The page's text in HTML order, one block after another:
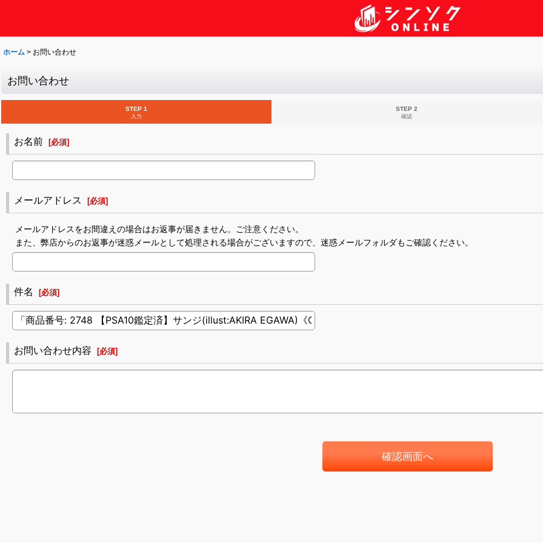
ホーム > お問い合わせ
お問い合わせ
STEP 1
入力
STEP 2
確認
お名前 [必須]
メールアドレス [必須]
メールアドレスをお間違えの場合はお返事が届きません。ご注意ください。
また、弊店からのお返事が迷惑メールとして処理される場合がございますので、迷惑メールフォルダもご確認ください。
件名 [必須]
お問い合わせ内容 [必須]
確認画面へ